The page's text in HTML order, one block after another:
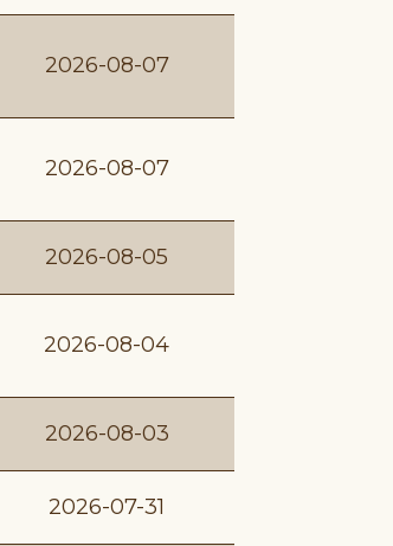
2026-08-07
2026-08-07
2026-08-05
2026-08-04
2026-08-03
2026-07-31